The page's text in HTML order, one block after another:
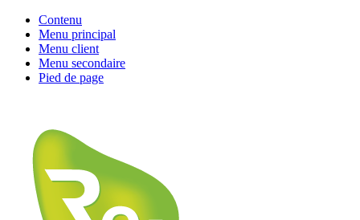
Contenu
Menu principal
Menu client
Menu secondaire
Pied de page